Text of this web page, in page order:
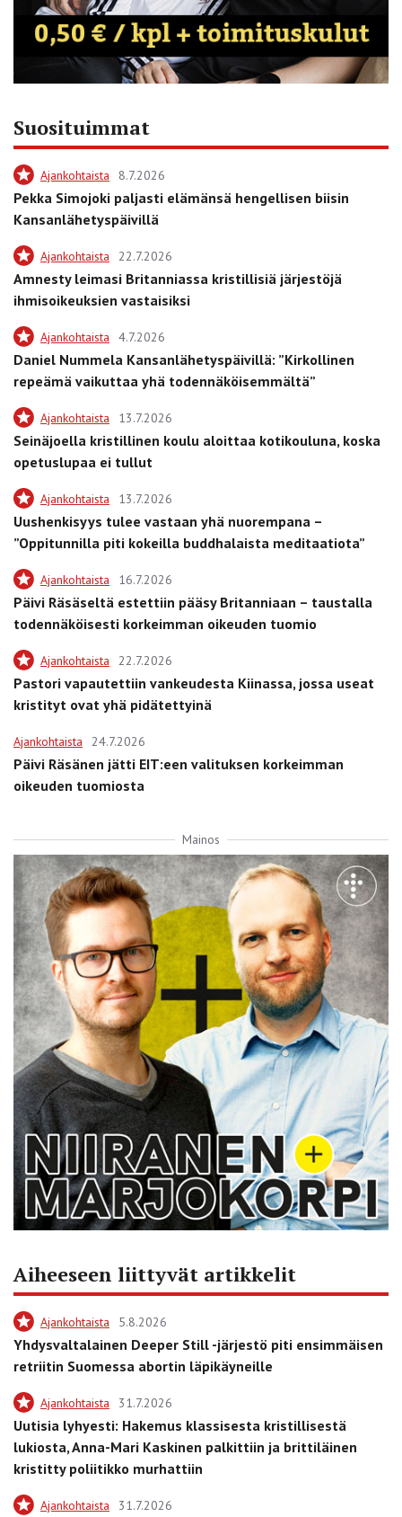
Suosituimmat
Ajankohtaista 8.7.2026
Pekka Simojoki paljasti elämänsä hengellisen biisin
Kansanlähetyspäivillä
Ajankohtaista 22.7.2026
Amnesty leimasi Britanniassa kristillisiä järjestöjä
ihmisoikeuksien vastaisiksi
Ajankohtaista 4.7.2026
Daniel Nummela Kansanlähetyspäivillä: ”Kirkollinen
repeämä vaikuttaa yhä todennäköisemmältä”
Ajankohtaista 13.7.2026
Seinäjoella kristillinen koulu aloittaa kotikouluna, koska
opetuslupaa ei tullut
Ajankohtaista 13.7.2026
Uushenkisyys tulee vastaan yhä nuorempana –
”Oppitunnilla piti kokeilla buddhalaista meditaatiota”
Ajankohtaista 16.7.2026
Päivi Räsäseltä estettiin pääsy Britanniaan – taustalla
todennäköisesti korkeimman oikeuden tuomio
Ajankohtaista 22.7.2026
Pastori vapautettiin vankeudesta Kiinassa, jossa useat
kristityt ovat yhä pidätettyinä
Ajankohtaista 24.7.2026
Päivi Räsänen jätti EIT:een valituksen korkeimman
oikeuden tuomiosta
Mainos
Aiheeseen liittyvät artikkelit
Ajankohtaista 5.8.2026
Yhdysvaltalainen Deeper Still -järjestö piti ensimmäisen
retriitin Suomessa abortin läpikäyneille
Ajankohtaista 31.7.2026
Uutisia lyhyesti: Hakemus klassisesta kristillisestä
lukiosta, Anna-Mari Kaskinen palkittiin ja brittiläinen
kristitty poliitikko murhattiin
Ajankohtaista 31.7.2026